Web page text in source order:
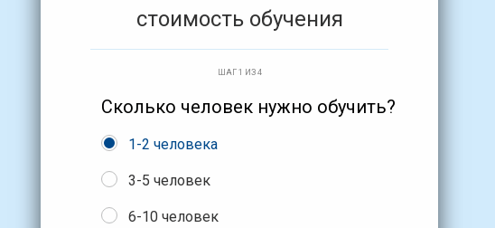
стоимость обучения
ШАГ 1 ИЗ 4
Сколько человек нужно обучить?
1-2 человека
3-5 человек
6-10 человек